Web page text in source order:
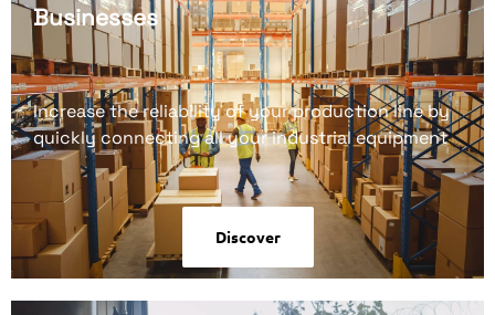
Businesses
Increase the reliability of your production line by
quickly connecting all your industrial equipment
Discover